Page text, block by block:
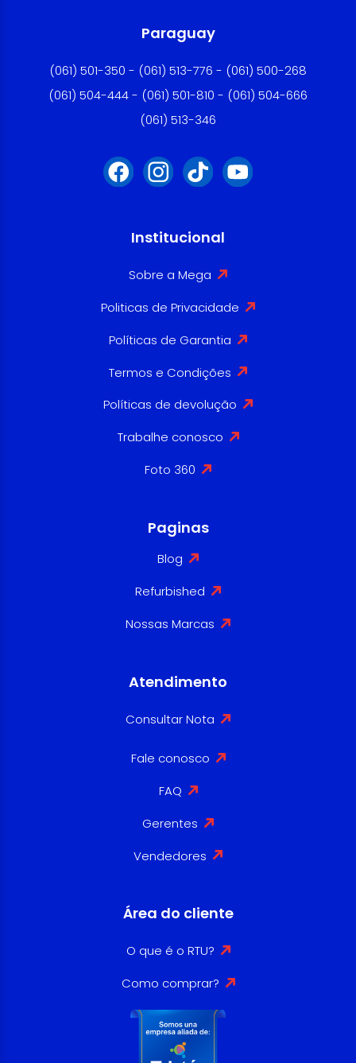
Paraguay
(061) 501-350 - (061) 513-776 - (061) 500-268
(061) 504-444 - (061) 501-810 - (061) 504-666
(061) 513-346
Institucional
Sobre a Mega
Politicas de Privacidade
Políticas de Garantia
Termos e Condições
Políticas de devolução
Trabalhe conosco
Foto 360
Paginas
Blog
Refurbished
Nossas Marcas
Atendimento
Consultar Nota
Fale conosco
FAQ
Gerentes
Vendedores
Área do cliente
O que é o RTU?
Como comprar?